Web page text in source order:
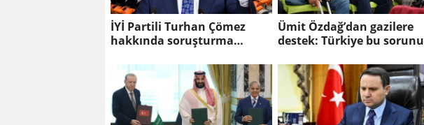
İYİ Partili Turhan Çömez
hakkında soruşturma
Ümit Özdağ’dan gazilere
destek: Türkiye bu sorunu